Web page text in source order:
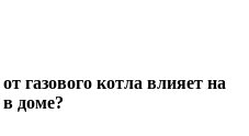
газового котла влияет на
доме?